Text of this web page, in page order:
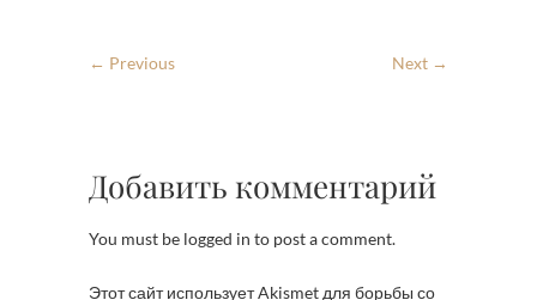
← Previous Next →
Добавить комментарий
You must be logged in to post a comment.
Этот сайт использует Akismet для борьбы со